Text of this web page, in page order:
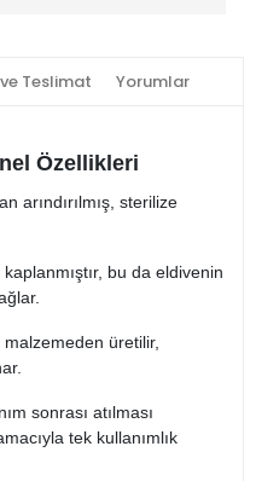
Teslimat Yorumlar
Özellikleri
arındırılmış, sterilize
bu da eldivenin
üretilir,
sonrası atılması
tek kullanımlık